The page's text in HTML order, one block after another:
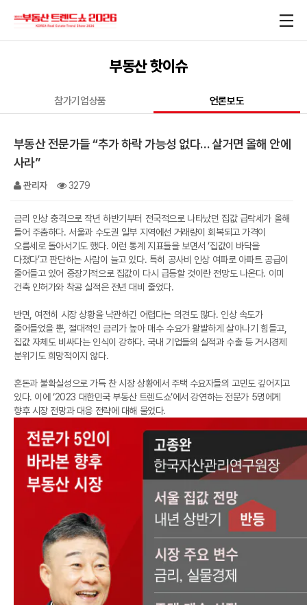
부동산 핫이슈
참가기업상품 언론보도
부동산 전문가들 “추가 하락 가능성 없다… 살거면 올해 안에
사라”
관리자 3279
금리 인상 충격으로 작년 하반기부터 전국적으로 나타났던 집값 급락세가 올해
들어 주춤하다. 서울과 수도권 일부 지역에선 거래량이 회복되고 가격이
오름세로 돌아서기도 했다. 이런 통계 지표들을 보면서 ‘집값이 바닥을
다졌다’고 판단하는 사람이 늘고 있다. 특히 공사비 인상 여파로 아파트 공급이
줄어들고 있어 중장기적으로 집값이 다시 급등할 것이란 전망도 나온다. 이미
건축 인허가와 착공 실적은 전년 대비 줄었다.
반면, 여전히 시장 상황을 낙관하긴 어렵다는 의견도 많다. 인상 속도가
줄어들었을 뿐, 절대적인 금리가 높아 매수 수요가 활발하게 살아나기 힘들고,
집값 자체도 비싸다는 인식이 강하다. 국내 기업들의 실적과 수출 등 거시경제
분위기도 희망적이지 않다.
혼돈과 불확실성으로 가득 찬 시장 상황에서 주택 수요자들의 고민도 깊어지고
있다. 이에 ‘2023 대한민국 부동산 트렌드쇼’에서 강연하는 전문가 5명에게
향후 시장 전망과 대응 전략에 대해 물었다.